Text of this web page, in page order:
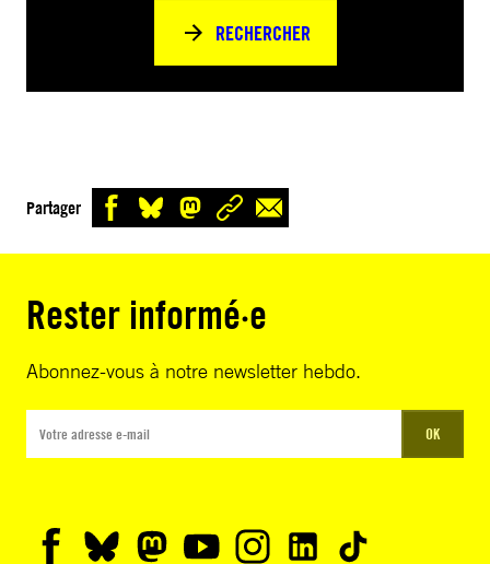
RECHERCHER
Partager
Rester informé·e
Abonnez-vous à notre newsletter hebdo.
OK